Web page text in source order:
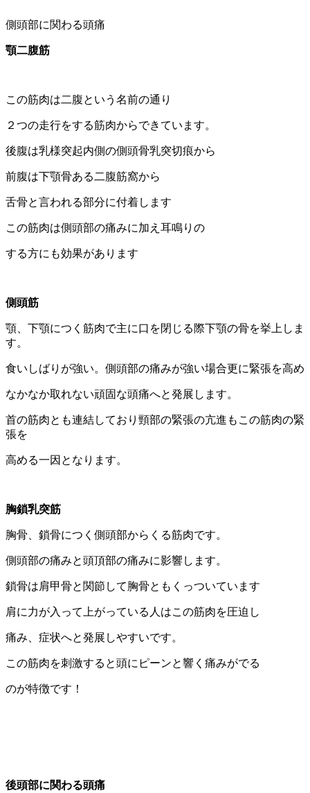
側頭部に関わる頭痛
顎二腹筋
この筋肉は二腹という名前の通り
２つの走行をする筋肉からできています。
後腹は乳様突起内側の側頭骨乳突切痕から
前腹は下顎骨ある二腹筋窩から
舌骨と言われる部分に付着します
この筋肉は側頭部の痛みに加え耳鳴りの
する方にも効果があります
側頭筋
顎、下顎につく筋肉で主に口を閉じる際下顎の骨を挙上しま
す。
食いしばりが強い。側頭部の痛みが強い場合更に緊張を高め
なかなか取れない頑固な頭痛へと発展します。
首の筋肉とも連結しており頸部の緊張の亢進もこの筋肉の緊
張を
高める一因となります。
胸鎖乳突筋
胸骨、鎖骨につく側頭部からくる筋肉です。
側頭部の痛みと頭頂部の痛みに影響します。
鎖骨は肩甲骨と関節して胸骨ともくっついています
肩に力が入って上がっている人はこの筋肉を圧迫し
痛み、症状へと発展しやすいです。
この筋肉を刺激すると頭にピーンと響く痛みがでる
のが特徴です！
後頭部に関わる頭痛